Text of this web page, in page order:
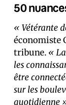
50
« Vétérante
économiste
tribune. «
les
être
sur les
quotidienne